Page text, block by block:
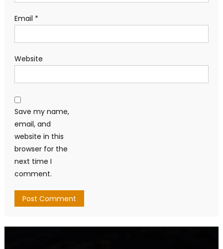
Email *
Website
Save my name,
email, and
website in this
browser for the
next time I
comment.